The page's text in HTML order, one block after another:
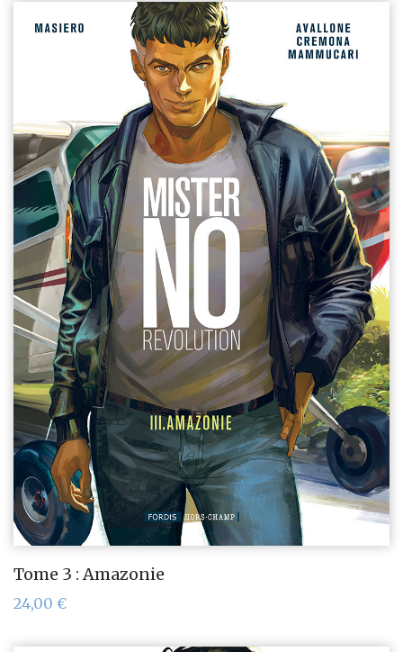
Tome 3 : Amazonie
24,00 €